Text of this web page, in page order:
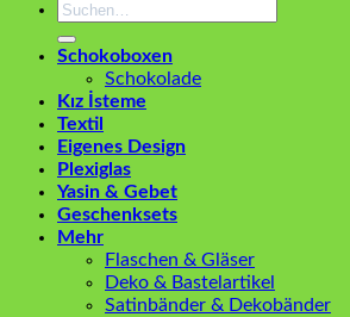
Suchen
Schokoboxen
Schokolade
Kız İsteme
Textil
Eigenes Design
Plexiglas
Yasin & Gebet
Geschenksets
Mehr
Flaschen & Gläser
Deko & Bastelartikel
Satinbänder & Dekobänder